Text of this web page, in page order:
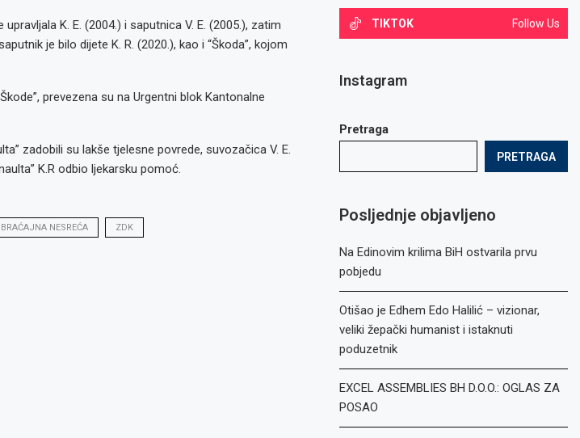
K. E. (2004.) i saputnica V. E. (2005.), zatim
je bilo dijete K. R. (2020.), kao i “Škoda”, kojom
prevezena su na Urgentni blok Kantonalne
zadobili su lakše tjelesne povrede, suvozačica V. E.
K.R odbio ljekarsku pomoć.
NESREĆA ZDK
TIKTOK Follow Us
Instagram
Pretraga
PRETRAGA
Posljednje objavljeno
Na Edinovim krilima BiH ostvarila prvu
pobjedu
Otišao je Edhem Edo Halilić – vizionar,
veliki žepački humanist i istaknuti
poduzetnik
EXCEL ASSEMBLIES BH D.O.O.: OGLAS ZA
POSAO